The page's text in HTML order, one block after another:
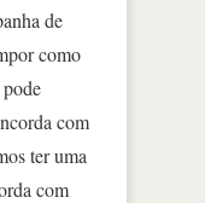
de
como
com
ter uma
com